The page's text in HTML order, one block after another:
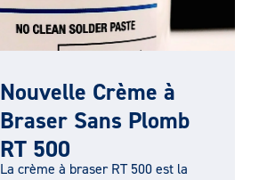
Nouvelle Crème à
Braser Sans Plomb
RT 500
La crème à braser RT 500 est la